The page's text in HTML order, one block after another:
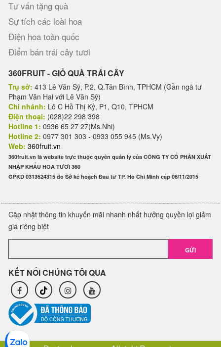
Tư vấn tặng quà
Sự tích các loài hoa
Điện hoa toàn quốc
Điểm bán trái cây tươi
360FRUIT - GIỎ QUÀ TRÁI CÂY
Trụ sở: 413 Lê Văn Sỹ, P.2, Q.Tân Bình, TPHCM (Gần ngã tư
Phạm Văn Hai với Lê Văn Sỹ)
Chi nhánh: Lô C Hồ Thị Kỷ, P1, Q10, TPHCM
Điện thoại: (028)22 298 398
Hotline 1: 0936 65 27 27(Ms.Nhi)
Hotline 2: 0977 301 303 - 0933 055 945 (Ms.Vy)
Web: 360fruit.vn
360fruit.vn là website trực thuộc quyền quản lý của CÔNG TY CỔ PHẦN XUẤT
NHẬP KHẨU HOA TƯƠI 360
GPKD 0313524315 do Sở kế hoạch Đầu tư TP. Hồ Chí Minh cấp 06/11/2015
Cập nhật thông tin khuyến mãi nhanh nhất hưởng quyền lợi giảm
giá riêng biệt
GỬI
KẾT NỐI CHÚNG TÔI QUA